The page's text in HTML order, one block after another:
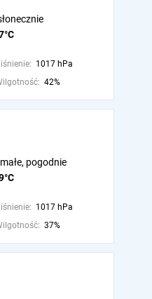
1017 hPa
42%
pogodnie
1017 hPa
37%